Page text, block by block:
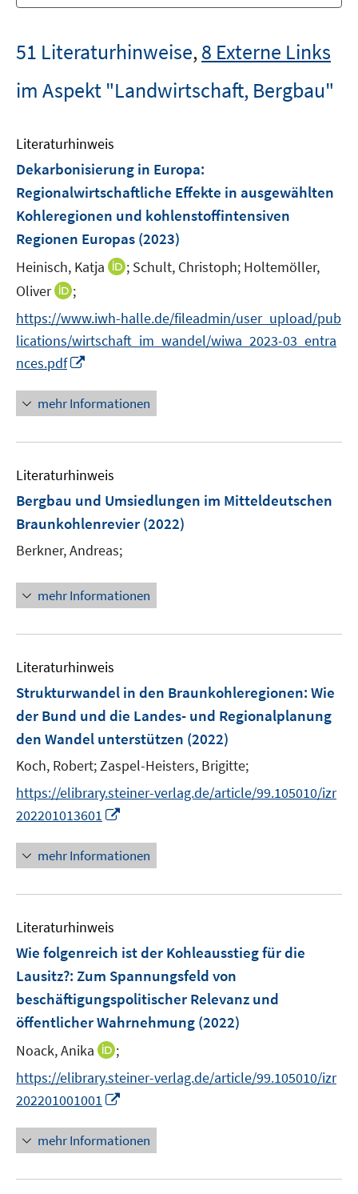
51 Literaturhinweise,8 Externe Links
im Aspekt "Landwirtschaft, Bergbau"
Literaturhinweis
Dekarbonisierung in Europa:
Regionalwirtschaftliche Effekte in ausgewählten
Kohleregionen und kohlenstoffintensiven
Regionen Europas (2023)
Heinisch, Katja
I
e
u
F
e
n
e
ö
n
e
n
; Schult, Christoph; Holtemöller,
Oliver
I
n
e
u
e
m
e
s
t
e
ö
f
f
e
;
https://www.iwh-halle.de/fileadmin/user_upload/pub
lications/wirtschaft_im_wandel/wiwa_2023-03_entra
nces.pdf
n
e
u
m
F
n
s
e
r
ö
f
n
n
mehr Informationen
Literaturhinweis
Bergbau und Umsiedlungen im Mitteldeutschen
Braunkohlenrevier (2022)
Berkner, Andreas;
mehr Informationen
Literaturhinweis
Strukturwandel in den Braunkohleregionen: Wie
der Bund und die Landes- und Regionalplanung
den Wandel unterstützen (2022)
Koch, Robert;Zaspel-Heisters, Brigitte;
https://elibrary.steiner-verlag.de/article/99.105010/izr
202201013601
n
e
u
F
n
s
t
ö
n
e
n
mehr Informationen
Literaturhinweis
Wie folgenreich ist der Kohleausstieg für die
Lausitz?: Zum Spannungsfeld von
beschäftigungspolitischer Relevanz und
öffentlicher Wahrnehmung (2022)
Noack, Anika
I
n
n
e
u
e
F
;
https://elibrary.steiner-verlag.de/article/99.105010/izr
202201001001
n
e
u
mehr Informationen